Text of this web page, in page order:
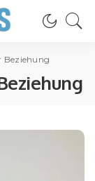
Beziehung